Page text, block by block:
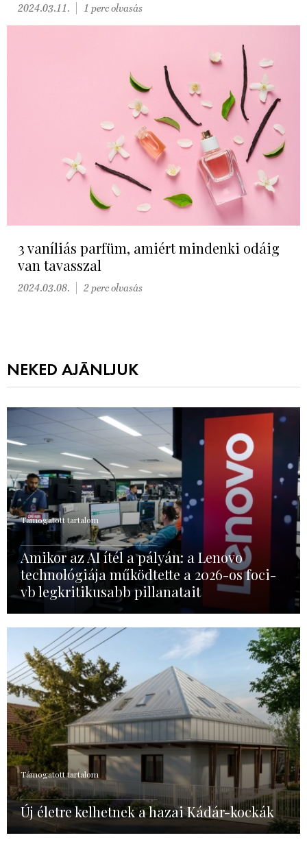
2024.03.11. 1 perc olvasás
3 vaníliás parfüm, amiért mindenki odáig
van tavasszal
2024.03.08. 2 perc olvasás
NEKED AJÁNLJUK
Támogatott tartalom
Amikor az AI ítél a pályán: a Lenovo
technológiája működtette a 2026-os foci-
vb legkritikusabb pillanatait
Támogatott tartalom
Új életre kelhetnek a hazai Kádár-kockák